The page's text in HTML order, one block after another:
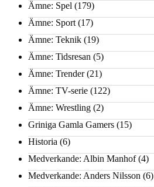
Ämne: Spel (179)
Ämne: Sport (17)
Ämne: Teknik (19)
Ämne: Tidsresan (5)
Ämne: Trender(21)
Ämne: TV-serie (122)
Ämne: Wrestling (2)
Griniga Gamla Gamers (15)
Historia (6)
Medverkande: Albin Manhof(4)
Medverkande: Anders Nilsson (6)